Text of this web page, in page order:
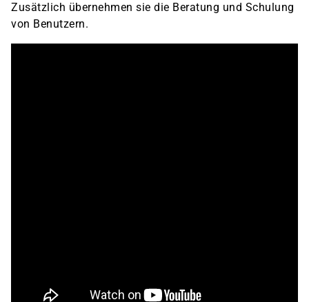
Zusätzlich übernehmen sie die Beratung und Schulung
von Benutzern.